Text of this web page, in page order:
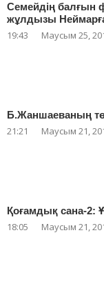
Семейдің
жұлдызы
19:43 Маусым 25,
Б.Жаншаеваның
21:21 Маусым 21,
Қоғамдық сана-2:
18:05 Маусым 21,